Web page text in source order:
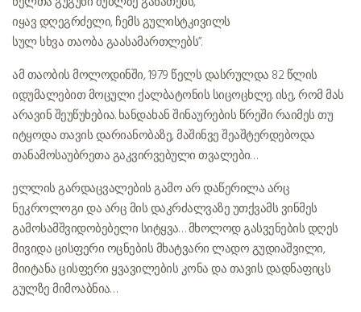
იყავ დღეგრძელი, ჩემს გულისტკივილს
სულ სხვა თაობა გაასამართლებს”.
ამ თაობის მოლოდინში, 1979 წელს დასრულდა 82 წლის
იდუმალებით მოცული ქალბატონის სიცოცხლე. ისე, რომ მას
არავინ შეუწუხებია. ხანდახან შინაურების წრეში რაიმეს თუ
იტყოდა თავის დარიანობაზე, მაშინვე შეაშტერდებოდა
თანამოსაუბრეთა გაკვირვებული თვალები…
ელლის გარდაცვალების გამო არ დაწერილა არც
ნეკროლოგი და არც მის დაკრძალვაზე უთქვამს ვინმეს
გამოსამშვიდობებელი სიტყვა… მხოლოდ გასვენების დღეს
მივიდა ცისფერი ოცნების მხატვარი ლადო გუდიაშვილი,
მიიტანა ცისფერი ყვავილების კონა და თავის დადნაფიცს
გულზე მიმოაბნია…